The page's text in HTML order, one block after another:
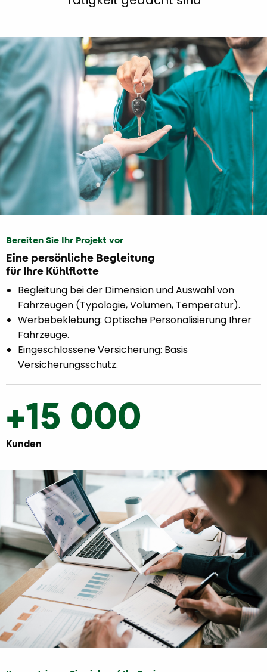
Bereiten Sie Ihr Projekt vor
Eine persönliche Begleitung
für Ihre Kühlflotte
Begleitung bei der Dimension und Auswahl von
Fahrzeugen (Typologie, Volumen, Temperatur).
Werbebeklebung: Optische Personalisierung Ihrer
Fahrzeuge.
Eingeschlossene Versicherung: Basis
Versicherungsschutz.
+15 000
Kunden